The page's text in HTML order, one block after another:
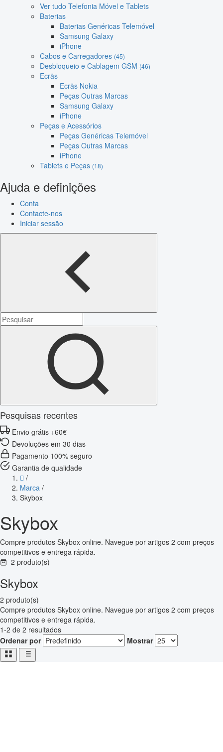
Ver tudo Telefonia Móvel e Tablets
Baterias
Baterias Genéricas Telemóvel
Samsung Galaxy
iPhone
Cabos e Carregadores (45)
Desbloqueio e Cablagem GSM (46)
Ecrãs
Ecrãs Nokia
Peças Outras Marcas
Samsung Galaxy
iPhone
Peças e Acessórios
Peças Genéricas Telemóvel
Peças Outras Marcas
iPhone
Tablets e Peças (18)
Ajuda e definições
Conta
Contacte-nos
Iniciar sessão
Pesquisas recentes
Envio grátis +60€
Devoluções em 30 dias
Pagamento 100% seguro
Garantia de qualidade
/
Marca /
Skybox
Skybox
Compre produtos Skybox online. Navegue por artigos 2 com preços
competitivos e entrega rápida.
2 produto(s)
Skybox
2 produto(s)
Compre produtos Skybox online. Navegue por artigos 2 com preços
competitivos e entrega rápida.
1-2 de 2 resultados
Ordenar por
Mostrar